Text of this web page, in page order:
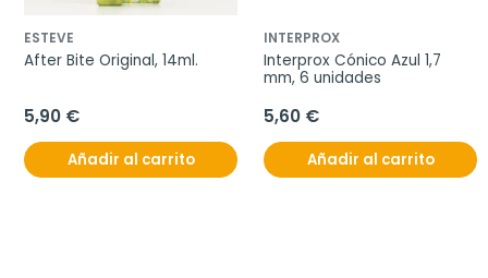
ESTEVE
After Bite Original, 14ml.
5,90 €
Añadir al carrito
INTERPROX
Interprox Cónico Azul 1,7
mm, 6 unidades
5,60 €
Añadir al carrito